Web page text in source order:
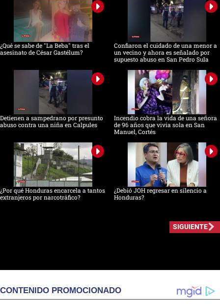
¿Qué se sabe de "La Beba" tras el
asesinato de César Gastélum?
Confiaron el cuidado de una menor a
un vecino y ahora es señalado por
supuesto abuso en San Pedro Sula
Detienen a sampedrano por presunto
abuso contra una niña en Calpules
Incendio cobra la vida de una señora
de 96 años que vivía sola en San
Manuel, Cortés
¿Por qué Honduras encarcela a tantos
extranjeros por narcotráfico?
¿Debió JOH regresar en silencio a
Honduras?
SIGUIENTE
CONTENIDO PROMOCIONADO